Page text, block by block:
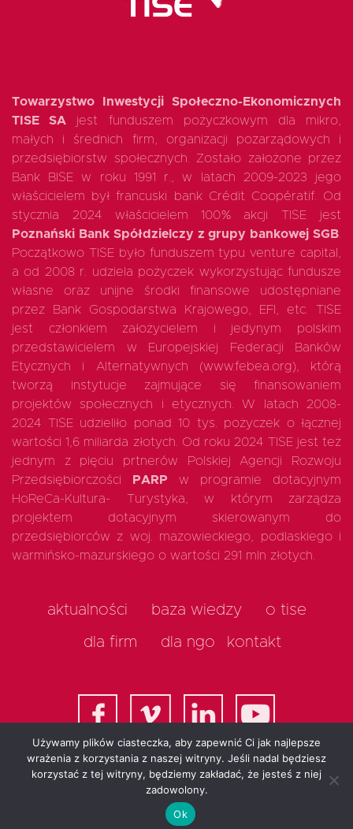
Towarzystwo Inwestycji Społeczno-Ekonomicznych
TISE SA jest funduszem pożyczkowym dla mikro,
małych i średnich firm, organizacji pozarządowych i
przedsiębiorstw społecznych. Zostało założone przez
Bank BISE w roku 1991 r., w latach 2009-2023 jego
właścicielem był francuski bank Crédit Coopératif. Od
stycznia 2024 właścicielem 100% akcji TISE jest
Poznański Bank Spółdzielczy z grupy bankowej SGB
Początkowo TISE było funduszem typu venture capital,
a od 2008 r. udziela pożyczek wykorzystując fundusze
własne oraz unijne środki finansowe udostępniane
przez Bank Gospodarstwa Krajowego, EFI, etc. TISE
jest członkiem założycielem i jedynym polskim
przedstawicielem w Europejskiej Federacji Banków
Etycznych i Alternatywnych (www.febea.org), którą
tworzą instytucje zajmujące się finansowaniem
projektów społecznych i etycznych. W latach 2008-
2024 TISE udzieliło ponad 10 tys. pożyczek o łącznej
wartości 1,6 miliarda złotych. Od roku 2024 TISE jest też
jednym z pięciu prtnerów Polskiej Agencji Rozwoju
Przedsiębiorczości
PARP w programie dotacyjnym
HoReCa-Kultura- Turystyka, w którym zarządza
projektem dotacyjnym skierowanym do
przedsiębiorców z woj. mazowieckiego, podlaskiego i
warmińsko-mazurskiego o wartości 291 mln złotych.
aktualności baza wiedzy o tise
dla firm dla ngo kontakt
All rights reserved 2025
Używamy plików ciasteczka, aby zapewnić Ci jak najlepsze
wrażenia z korzystania z naszej witryny. Jeśli nadal będziesz
korzystać z tej witryny, będziemy zakładać, że jesteś z niej
zadowolony.
Ok